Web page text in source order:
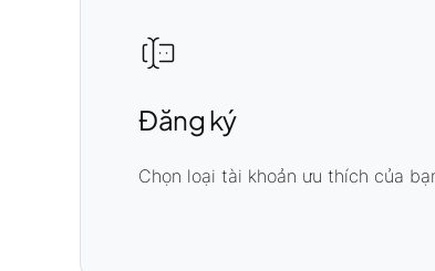
Đăng ký
Chọn loại tài khoản ưu thích của